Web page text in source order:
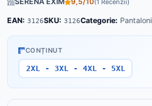
(1 Recenzii)
EAN: 3126SKU: 3126Categorie: Pantaloni
CONȚINUT
2XL - 3XL - 4XL - 5XL